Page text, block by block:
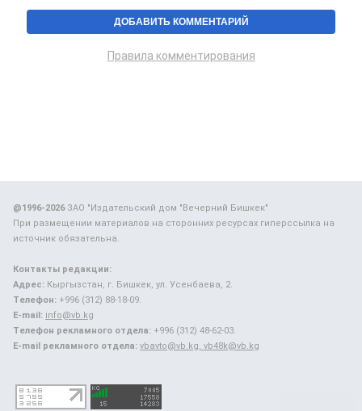
Правила комментирования
@1996-2026ЗАО "Издательский дом "Вечерний Бишкек"
При размещении материалов на сторонних ресурсах гиперссылка на
источник обязательна.
Контакты редакции:
Адрес: Кыргызстан, г. Бишкек, ул. Усенбаева, 2.
Телефон: +996 (312) 88-18-09.
E-mail: info@vb.kg
Телефон рекламного отдела: +996 (312) 48-62-03.
E-mail рекламного отдела: vbavto@vb.kg, vb48k@vb.kg